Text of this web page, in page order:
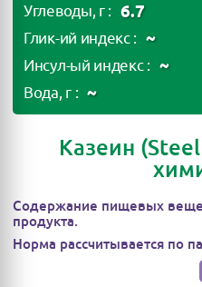
Углеводы, г : 6.7
Глик-ий индекс : ~
Инсул-ый индекс : ~
Вода, г : ~
Казеин
Содержание пищевых
продукта.
Норма рассчитывается по